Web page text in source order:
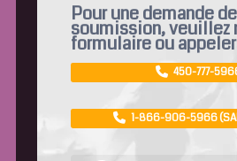
Pour une demande de
soumission, veuillez
formulaire ou
450-777-
1-866-906-5966